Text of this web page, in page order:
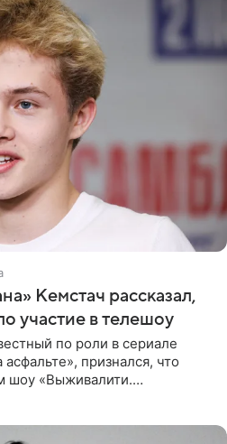
Кемстач рассказал,
участие в телешоу
по роли в сериале
признался, что
шоу «Выживалити.